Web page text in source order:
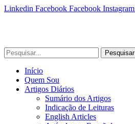
Linkedin Facebook Facebook Instagram
Pesquisar
Início
Quem Sou
Artigos Diários
Sumário dos Artigos
Indicação de Leituras
English Articles